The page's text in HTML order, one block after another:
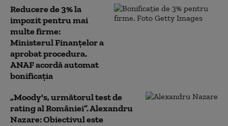
Reducere de 3% la
impozit pentru mai
multe firme:
Ministerul Finanțelor a
aprobat procedura.
ANAF acordă automat
bonificația
„Moody's, următorul test de
rating al României”. Alexandru
Nazare: Obiectivul este